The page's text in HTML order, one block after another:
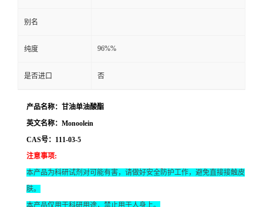
别名
纯度 96%%
是否进口 否
产品名称：甘油单油酸酯
英文名称：Monoolein
CAS号：111-03-5
注意事项:
本产品为科研试剂对可能有害，请做好安全防护工作，避免直接接触皮
肤。
本产品仅用于科研用途，禁止用于人身上。